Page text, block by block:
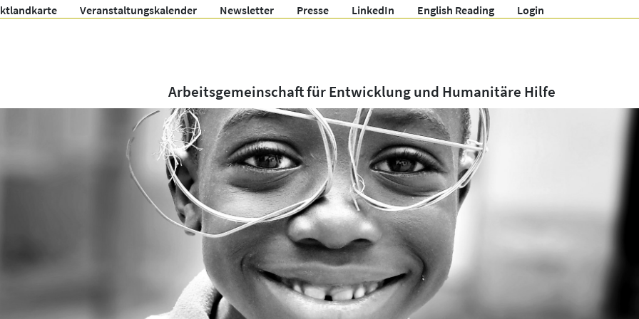
Veranstaltungskalender Newsletter Presse LinkedIn English Reading Login
Arbeitsgemeinschaft für Entwicklung und Humanitäre Hilfe